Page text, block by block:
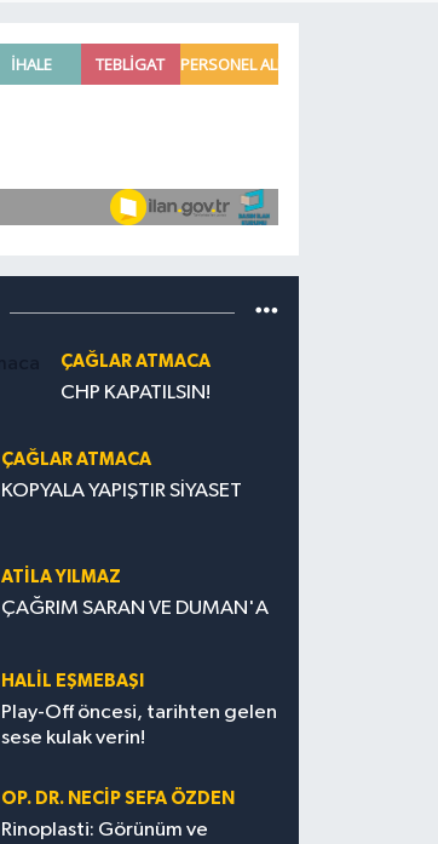
ÇAĞLAR ATMACA
CHP KAPATILSIN!
ÇAĞLAR ATMACA
KOPYALA YAPIŞTIR SİYASET
ATILA YILMAZ
ÇAĞRIM SARAN VE DUMAN'A
HALIL EŞMEBAŞI
Play-Off öncesi, tarihten gelen
sese kulak verin!
OP. DR. NECIP SEFA ÖZDEN
Rinoplasti: Görünüm ve